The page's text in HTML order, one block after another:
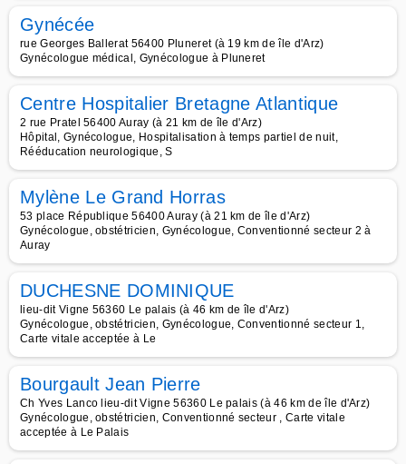
Gynécée
rue Georges Ballerat 56400 Pluneret (à 19 km de île d'Arz)
Gynécologue médical, Gynécologue à Pluneret
Centre Hospitalier Bretagne Atlantique
2 rue Pratel 56400 Auray (à 21 km de île d'Arz)
Hôpital, Gynécologue, Hospitalisation à temps partiel de nuit,
Rééducation neurologique, S
Mylène Le Grand Horras
53 place République 56400 Auray (à 21 km de île d'Arz)
Gynécologue, obstétricien, Gynécologue, Conventionné secteur 2 à
Auray
DUCHESNE DOMINIQUE
lieu-dit Vigne 56360 Le palais (à 46 km de île d'Arz)
Gynécologue, obstétricien, Gynécologue, Conventionné secteur 1,
Carte vitale acceptée à Le
Bourgault Jean Pierre
Ch Yves Lanco lieu-dit Vigne 56360 Le palais (à 46 km de île d'Arz)
Gynécologue, obstétricien, Conventionné secteur , Carte vitale
acceptée à Le Palais